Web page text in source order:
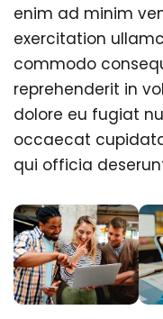
enim ad minim
exercitation
commodo
reprehenderit in
dolore eu fugiat
occaecat
qui officia